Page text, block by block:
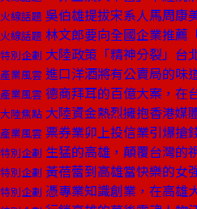
火線話題 吳伯雄提拔宋系人馬周康
火線話題 林文郎要向全國企業推薦
特別企劃 大陸政策「精神分裂」台
產業風雲 進口洋酒將有公賣局的味
產業風雲 德商拜耳的百億大案，在
大陸焦點 大陸資金熱烈擁抱香港媒
產業風雲 票券業卯上投信業引爆搶
特別企劃 生猛的高雄，顛覆台灣的
特別企劃 黃蓓蕾到高雄當快樂的女
特別企劃 憑專業知識創業，在高雄